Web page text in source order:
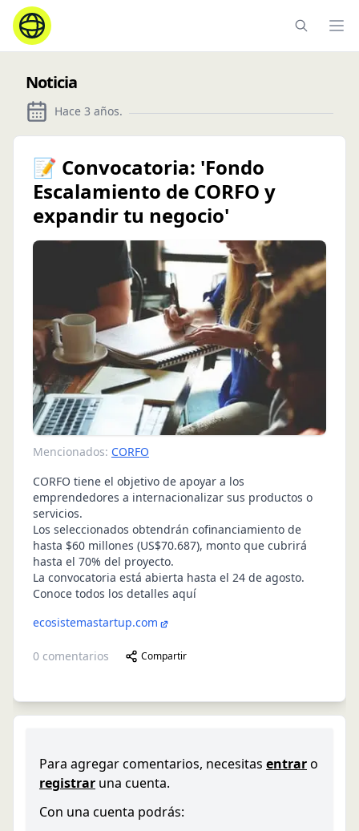
Noticia
Hace 3 años.
📝 Convocatoria: 'Fondo
Escalamiento de CORFO y
expandir tu negocio'
Mencionados: CORFO
CORFO tiene el objetivo de apoyar a los
emprendedores a internacionalizar sus productos o
servicios.
Los seleccionados obtendrán cofinanciamiento de
hasta $60 millones (US$70.687), monto que cubrirá
hasta el 70% del proyecto.
La convocatoria está abierta hasta el 24 de agosto.
Conoce todos los detalles aquí
ecosistemastartup.com
0 comentarios Compartir
Para agregar comentarios, necesitas entraro
registrar una cuenta.
Con una cuenta podrás: